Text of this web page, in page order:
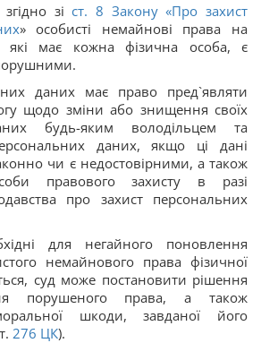
зіст. 8 Закону «Про захист
» особисті немайнові права на
які має кожна фізична особа, є
даних має право пред`являти
щодо зміни або знищення своїх
будь-яким володільцем та
даних, якщо ці дані
чи є недостовірними, а також
правового захисту в разі
про захист персональних
для негайного поновлення
немайнового права фізичної
суд може постановити рішення
порушеного права, а також
шкоди, завданої його
276 ЦК).